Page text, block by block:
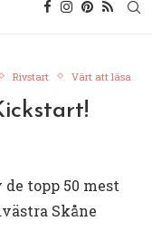
Rivstart Värt att läsa
topp 50 mest
Skåne